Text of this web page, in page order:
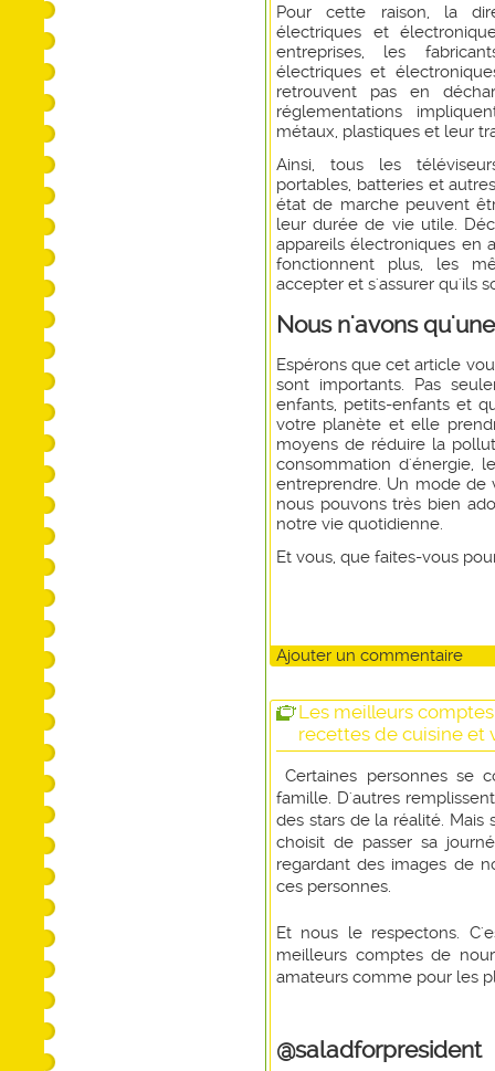
Pour cette raison, la
électriques et
entreprises, les
électriques et
retrouvent pas en
réglementations
métaux, plastiques et leur
Ainsi, tous les
portables, batteries et
état de marche peuvent
leur durée de vie utile.
appareils électroniques en
fonctionnent plus, les
accepter et s'assurer qu'ils
Nous n'avons
Espérons que cet article
sont importants. Pas
enfants, petits-enfants et
votre planète et elle
moyens de réduire la
consommation d'énergie,
entreprendre. Un mode de
nous pouvons très bien
notre vie quotidienne.
Et vous, que faites-vous
Ajouter un commentaire
Les meilleurs
recettes de cuisine et
Certaines personnes se
famille. D'autres
des stars de la réalité.
choisit de passer sa
regardant des images de
ces personnes.
Et nous le respectons.
meilleurs comptes de
amateurs comme pour les
@saladforpresident